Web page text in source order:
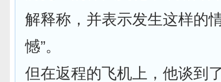
解释称，并表示发生这样的
憾”。
但在返程的飞机上，他谈到